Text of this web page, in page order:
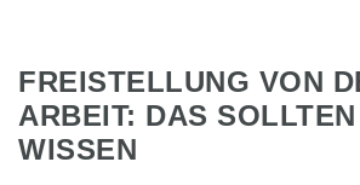
FREISTELLUNG VON
ARBEIT: DAS
WISSEN